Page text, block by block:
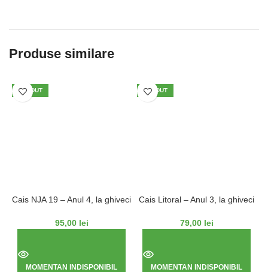
Produse similare
VÂNDUT
Cais NJA 19 – Anul 4, la ghiveci
95,00 lei
MOMENTAN INDISPONIBIL
VÂNDUT
Cais Litoral – Anul 3, la ghiveci
79,00 lei
MOMENTAN INDISPONIBIL